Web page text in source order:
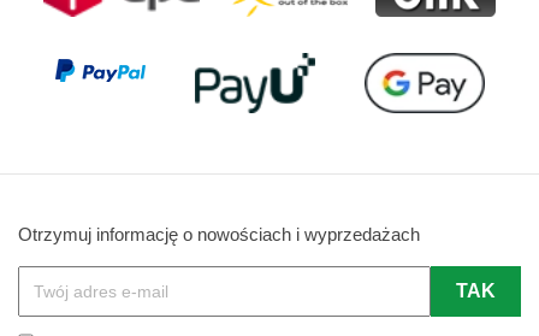
Otrzymuj informację o nowościach i wyprzedażach